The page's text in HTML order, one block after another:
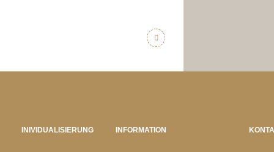
INIVIDUALISIERUNG INFORMATION